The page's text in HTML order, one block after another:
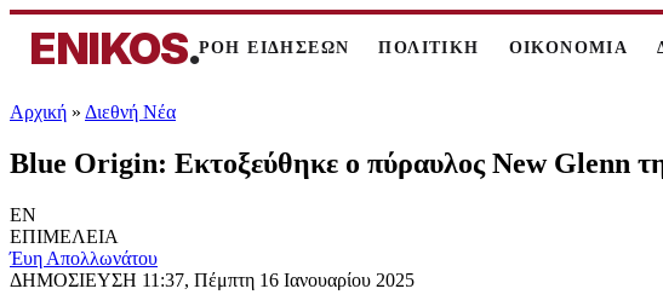
ENIKOS.ΡΟΗ ΕΙΔΗΣΕΩΝ ΠΟΛΙΤΙΚΗ ΟΙΚΟΝΟΜΙΑ
Αρχική » Διεθνή Νέα
Blue Origin: Εκτοξεύθηκε ο πύραυλος New Glenn
EN
ΕΠΙΜΕΛΕΙΑ
Έυη Απολλωνάτου
ΔΗΜΟΣΙΕΥΣΗ 11:37, Πέμπτη 16 Ιανουαρίου 2025